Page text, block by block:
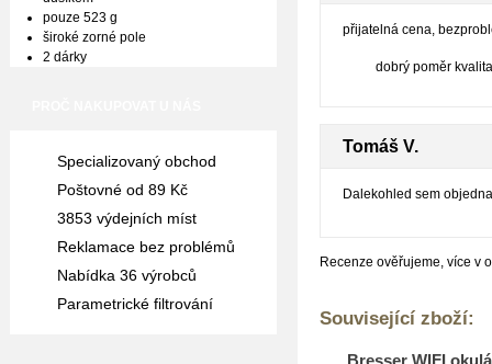
přijatelná cena,
dobrý poměr
Tomáš V.
Dalekohled sem
Recenze ověřujeme, více v
Související zboží:
Bresser WIFI
pouze 523 g
široké zorné pole
2 dárky
Specializovaný obchod
Poštovné od 89 Kč
3853 výdejních míst
Reklamace bez problémů
Nabídka 36 výrobců
Parametrické filtrování